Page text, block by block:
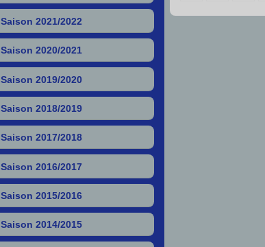
Saison 2021/2022
Saison 2020/2021
Saison 2019/2020
Saison 2018/2019
Saison 2017/2018
Saison 2016/2017
Saison 2015/2016
Saison 2014/2015